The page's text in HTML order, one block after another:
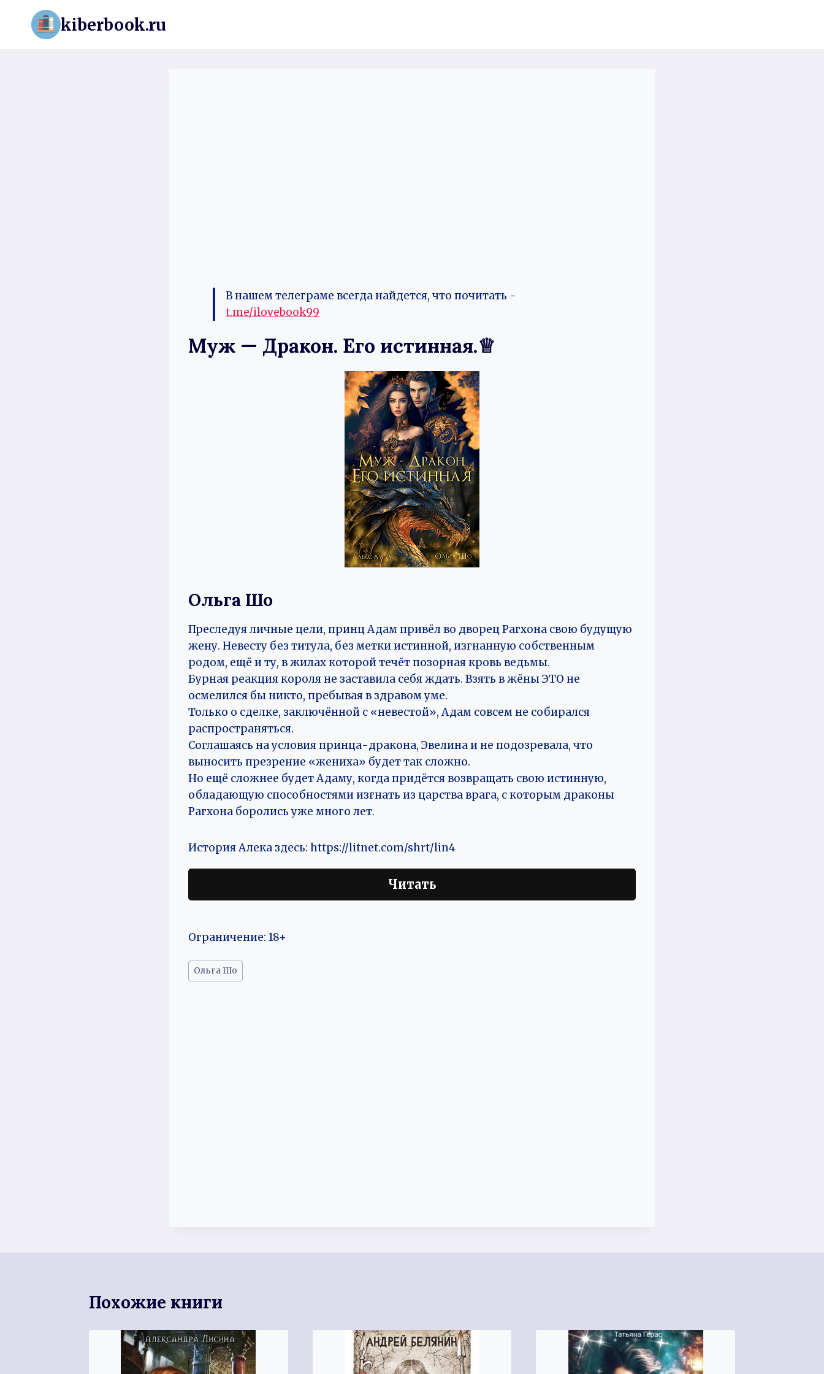
Перейти
содержимому
kiberbook.ru
В нашем телеграме всегда найдется, что почитать -
t.me/ilovebook99
Муж — Дракон. Его истинная.♕
Ольга Шо
Преследуя личные цели, принц Адам привёл во дворец Рагхона свою будущую
жену. Невесту без титула, без метки истинной, изгнанную собственным
родом, ещё и ту, в жилах которой течёт позорная кровь ведьмы.
Бурная реакция короля не заставила себя ждать. Взять в жёны ЭТО не
осмелился бы никто, пребывая в здравом уме.
Только о сделке, заключённой с «невестой», Адам совсем не собирался
распространяться.
Соглашаясь на условия принца-дракона, Эвелина и не подозревала, что
выносить презрение «жениха» будет так сложно.
Но ещё сложнее будет Адаму, когда придётся возвращать свою истинную,
обладающую способностями изгнать из царства врага, с которым драконы
Рагхона боролись уже много лет.
История Алека здесь: https://litnet.com/shrt/lin4
Читать
Ограничение: 18+
Метки
записи:
Ольга Шо
Похожие книги